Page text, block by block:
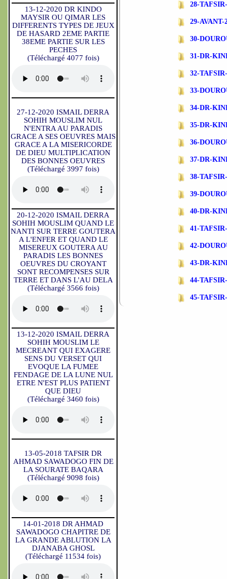
13-12-2020 DR KINDO
MAYSIR OU QIMAR LES
DIFFERENTS TYPES DE JEUX
DE HASARD 2EME PARTIE
38EME PARTIE SUR LES
PECHES
(Téléchargé 4077 fois)
27-12-2020 ISMAIL DERRA
SOHIH MOUSLIM NUL
N'ENTRA AU PARADIS
GRACE A SES OEUVRES MAIS
GRACE A LA MISERICORDE
DE DIEU MULTIPLICATION
DES BONNES OEUVRES
(Téléchargé 3997 fois)
20-12-2020 ISMAIL DERRA
SOHIH MOUSLIM QUAND LE
NANTI SUR TERRE GOUTERA
A L'ENFER ET QUAND LE
MISEREUX GOUTERA AU
PARADIS LES BONNES
OEUVRES DU CROYANT
SONT RECOMPENSES SUR
TERRE ET DANS L'AU DELA
(Téléchargé 3566 fois)
13-12-2020 ISMAIL DERRA
SOHIH MOUSLIM LE
MECREANT QUI EXAGERE
SENS DU VERSET QUI
EVOQUE LA FUMEE
FENDAGE DE LA LUNE NUL
ETRE N'EST PLUS PATIENT
QUE DIEU
(Téléchargé 3460 fois)
13-05-2018 TAFSIR DR
AHMAD SAWADOGO FIN DE
LA SOURATE BAQARA
(Téléchargé 9098 fois)
14-01-2018 DR AHMAD
SAWADOGO CHAPITRE DE
LA GRANDE ABLUTION LA
DJANABA GHOSL
(Téléchargé 11534 fois)
28-
29-AVANT-
30-
31-DR-
32-
33-
34-DR-
35-DR-
36-
37-DR-
38-
39-
40-DR-
41-
42-
43-DR-
44-
45-